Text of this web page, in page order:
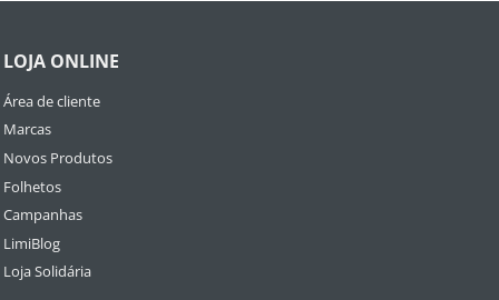
LOJA ONLINE
Área de cliente
Marcas
Novos Produtos
Folhetos
Campanhas
LimiBlog
Loja Solidária